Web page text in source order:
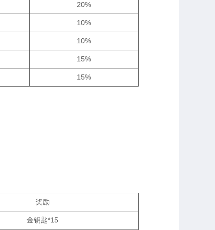
20%
10%
10%
15%
15%
奖励
金钥匙*15